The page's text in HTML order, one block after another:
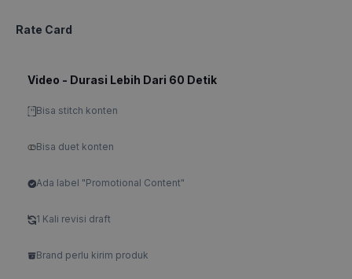
Rate Card
Video - Durasi Lebih Dari 60 Detik
Bisa stitch konten
Bisa duet konten
Ada label "Promotional Content"
1 Kali revisi draft
Brand perlu kirim produk